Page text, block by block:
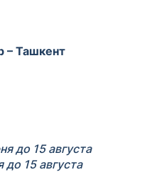
– Ташкент
до 15 августа
15 августа